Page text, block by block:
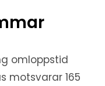
omloppstid
motsvarar 165